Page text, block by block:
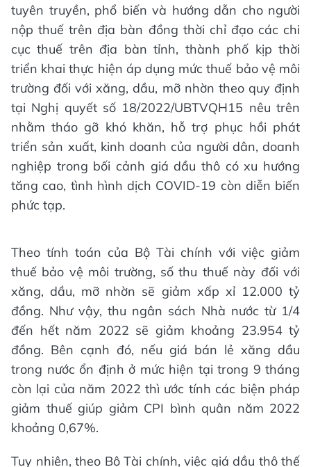
tuyên truyền, phổ biến và hướng dẫn cho người
nộp thuế trên địa bàn đồng thời chỉ đạo các chi
cục thuế trên địa bàn tỉnh, thành phố kịp thời
triển khai thực hiện áp dụng mức thuế bảo vệ môi
trường đối với xăng, dầu, mỡ nhờn theo quy định
tại Nghị quyết số 18/2022/UBTVQH15 nêu trên
nhằm tháo gỡ khó khăn, hỗ trợ phục hồi phát
triển sản xuất, kinh doanh của người dân, doanh
nghiệp trong bối cảnh giá dầu thô có xu hướng
tăng cao, tình hình dịch COVID-19 còn diễn biến
phức tạp.
Theo tính toán của Bộ Tài chính với việc giảm
thuế bảo vệ môi trường, số thu thuế này đối với
xăng, dầu, mỡ nhờn sẽ giảm xấp xỉ 12.000 tỷ
đồng. Như vậy, thu ngân sách Nhà nước từ 1/4
đến hết năm 2022 sẽ giảm khoảng 23.954 tỷ
đồng. Bên cạnh đó, nếu giá bán lẻ xăng dầu
trong nước ổn định ở mức hiện tại trong 9 tháng
còn lại của năm 2022 thì ước tính các biện pháp
giảm thuế giúp giảm CPI bình quân năm 2022
khoảng 0,67%.
Tuy nhiên, theo Bộ Tài chính, việc giá dầu thô thế